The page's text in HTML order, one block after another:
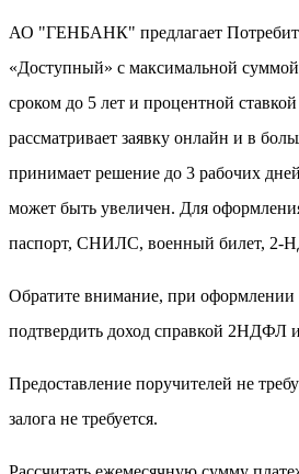
АО "ГЕНБАНК" предлагает
«Доступный» с максимальной
сроком до 5 лет и процентной
рассматривает заявку онлайн и в
принимает решение до 3 рабочих
может быть увеличен. Для
паспорт, СНИЛС, военный билет, 2-
Обратите внимание, при оформлении
подтвердить доход справкой 2НДФЛ
Предоставление поручителей не
залога не требуется.